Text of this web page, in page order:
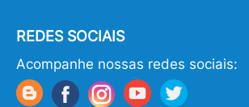
REDES SOCIAIS
Acompanhe nossas redes sociais: